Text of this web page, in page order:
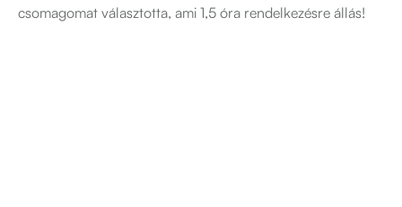
csomagomat választotta, ami 1,5 óra rendelkezésre állás!